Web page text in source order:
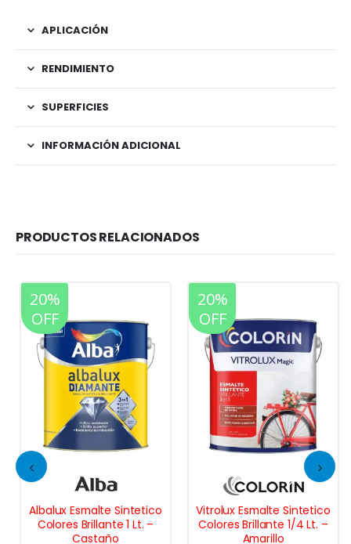
APLICACIÓN
RENDIMIENTO
SUPERFICIES
INFORMACIÓN ADICIONAL
PRODUCTOS RELACIONADOS
20%
OFF
Albalux Esmalte Sintetico
Colores Brillante 1 Lt. –
Castaño
20%
OFF
Vitrolux Esmalte Sintetico
Colores Brillante 1/4 Lt. –
Amarillo